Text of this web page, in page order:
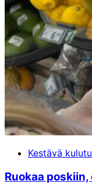
Kestävä
Ruokaa